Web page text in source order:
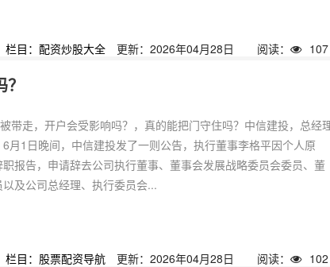
栏目：配资炒股大全 更新：2026年04月28日 阅读： 107
带走，开户会受影响吗？，真的能把门守住吗？中信建投，总经
月1日晚间，中信建投发了一则公告，执行董事李格平因个人原
报告，申请辞去公司执行董事、董事会发展战略委员会委员、董
及公司总经理、执行委员会...
栏目：股票配资导航 更新：2026年04月28日 阅读： 102